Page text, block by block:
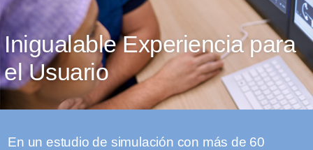
Inigualable Experiencia para
el Usuario
En un estudio de simulación con más de 60